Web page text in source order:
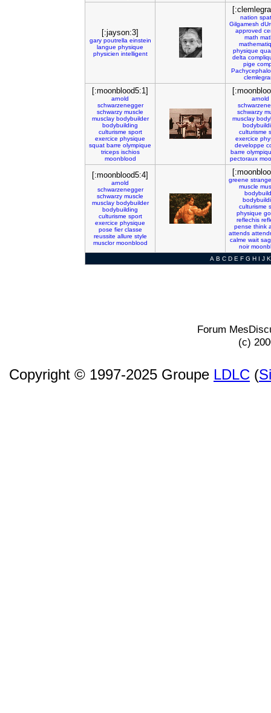
[:jayson:3]
gary poutrella einstein
langue physique
physicien intelligent
nation
Gilgamesh
approved
math
physique
delta
pige
[:moonblood5:1]
arnold
schwarzenegger
schwarzy muscle
musclay bodybuilder
bodybuilding
culturisme sport
exercice physique
squat barre olympique
triceps ischios
moonblood
arnold
schwarzy
musclay
culturisme
exercice
developpe
barre
pectoraux
[:moonblood5:4]
arnold
schwarzenegger
schwarzy muscle
musclay bodybuilder
bodybuilding
culturisme sport
exercice physique
pose fier classe
reussite allure style
musclor moonblood
greene
muscle
culturisme
physique
reflechis
pense think
attends
calme wait
noir
A B C D E F G H I J K
Forum
(c)
Copyright © 1997-2025 Groupe LDLC (